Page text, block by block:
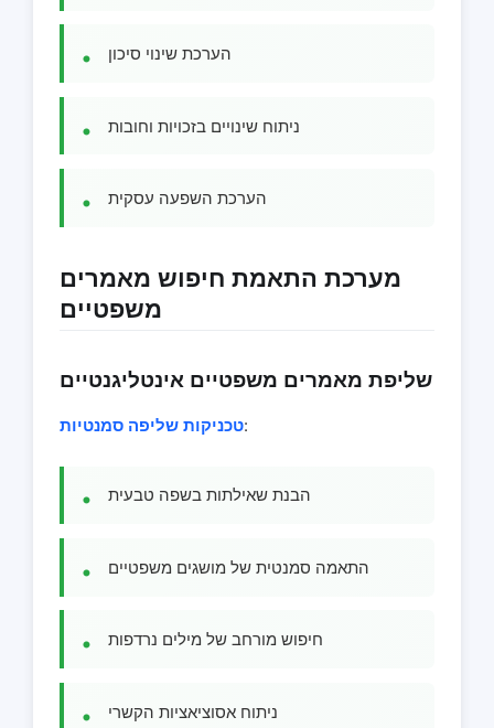
הערכת שינוי סיכון
ניתוח שינויים בזכויות וחובות
הערכת השפעה עסקית
מערכת התאמת חיפוש מאמרים
משפטיים
שליפת מאמרים משפטיים אינטליגנטיים
טכניקות שליפה סמנטיות:
הבנת שאילתות בשפה טבעית
התאמה סמנטית של מושגים משפטיים
חיפוש מורחב של מילים נרדפות
ניתוח אסוציאציות הקשרי